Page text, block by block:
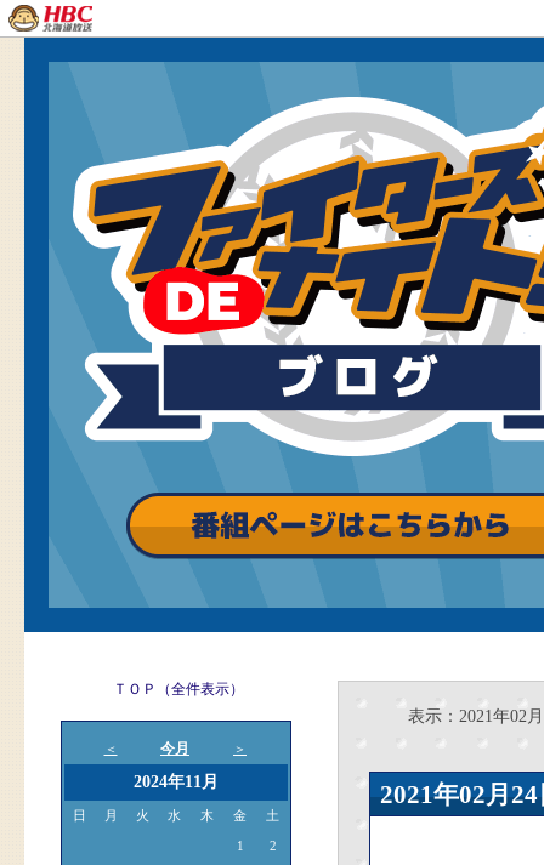
ＴＯＰ（全件表示）
＜ 今月 ＞
2024年11月
日 月 火 水 木 金 土
1
2
表示：2021年02月
2021年02